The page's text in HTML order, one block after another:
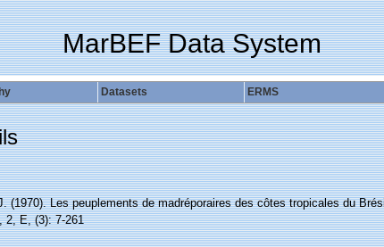
MarBEF Data System
Datasets ERMS
(1970). Les peuplements de madréporaires des côtes tropicales du
2, E, (3): 7-261